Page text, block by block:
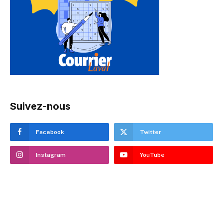
Suivez-nous
Facebook Twitter
Instagram YouTube